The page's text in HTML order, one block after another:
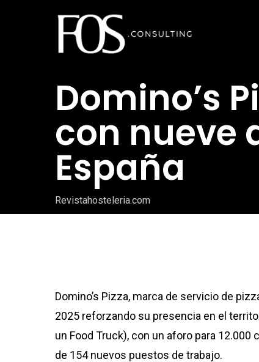
Domino’s
con nueve
España
Revistahosteleria.com
Domino’s Pizza, marca de servicio de
2025 reforzando su presencia en el
un Food Truck), con un aforo para
de 154 nuevos puestos de trabajo.